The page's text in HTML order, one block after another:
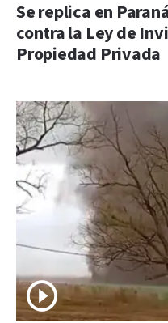
Se replica en
contra la Ley de
Propiedad Privada